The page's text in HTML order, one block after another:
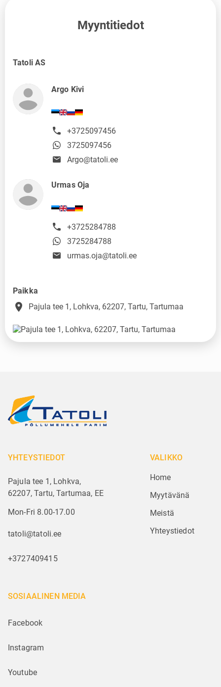
Myyntitiedot
Tatoli AS
Argo Kivi
+3725097456
3725097456
Argo@tatoli.ee
Urmas Oja
+3725284788
3725284788
urmas.oja@tatoli.ee
Paikka
place Pajula tee 1, Lohkva, 62207, Tartu, Tartumaa
YHTEYSTIEDOT
Pajula tee 1, Lohkva,
62207, Tartu, Tartumaa, EE
Mon-Fri 8.00-17.00
tatoli@tatoli.ee
+3727409415
VALIKKO
Home
Myytävänä
Meistä
Yhteystiedot
SOSIAALINEN MEDIA
Facebook
Instagram
Youtube